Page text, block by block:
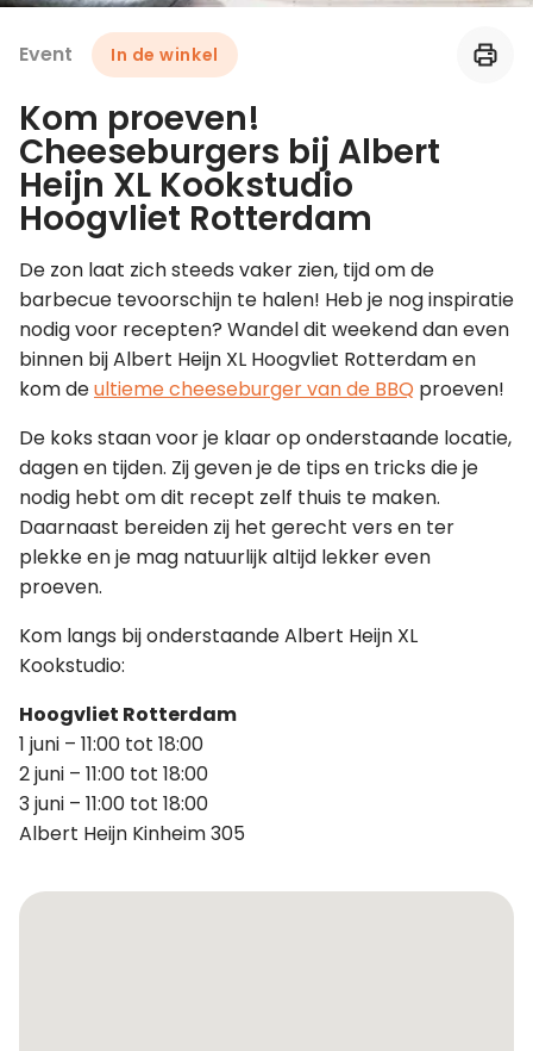
Leer koken als een chef
Event In de winkel
Kom proeven!
Cheeseburgers bij Albert
Heijn XL Kookstudio
Hoogvliet Rotterdam
De zon laat zich steeds vaker zien, tijd om de
barbecue tevoorschijn te halen! Heb je nog inspiratie
nodig voor recepten? Wandel dit weekend dan even
binnen bij Albert Heijn XL Hoogvliet Rotterdam en
kom deultieme cheeseburger van de BBQ proeven!
De koks staan voor je klaar op onderstaande locatie,
dagen en tijden. Zij geven je de tips en tricks die je
nodig hebt om dit recept zelf thuis te maken.
Daarnaast bereiden zij het gerecht vers en ter
plekke en je mag natuurlijk altijd lekker even
proeven.
Kom langs bij onderstaande Albert Heijn XL
Kookstudio:
Hoogvliet Rotterdam
1 juni – 11:00 tot 18:00
2 juni – 11:00 tot 18:00
3 juni – 11:00 tot 18:00
Albert Heijn Kinheim 305